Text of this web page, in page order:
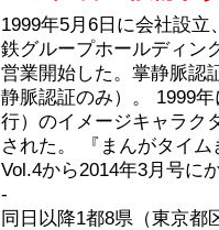
1999年5月6日に会社設
鉄グループホールディン
営業開始した。掌静脈認
静脈認証のみ）。 1999
行）のイメージキャラク
された。 『まんがタイ
Vol.4から2014年3月号に
-
同日以降1都8県（東京都